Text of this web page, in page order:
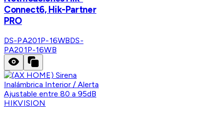
Connect6, Hik-Partner
PRO
DS-PA201P-16WBDS-
PA201P-16WB
HIKVISION